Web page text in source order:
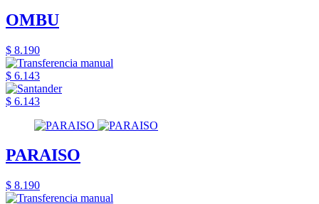
OMBU
$ 8.190
$ 6.143
$ 6.143
PARAISO
$ 8.190